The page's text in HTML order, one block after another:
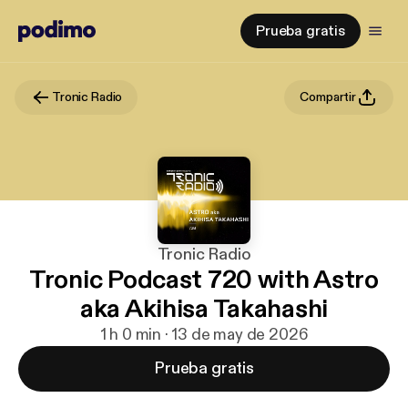
Prueba gratis
Tronic Radio Compartir
Tronic Radio
Tronic Podcast 720 with Astro
aka Akihisa Takahashi
1 h 0 min · 13 de may de 2026
Prueba gratis